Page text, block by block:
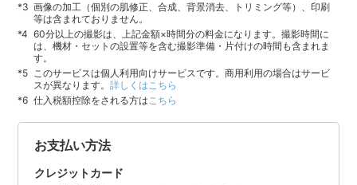
画像の加工（個別の肌修正、合成、背景消去、トリミング等）、印刷
等は含まれておりません。
60分以上の撮影は、上記金額×時間分の料金になります。撮影時間に
は、機材・セットの設置等を含む撮影準備・片付けの時間も含まれま
す。
このサービスは個人利用向けサービスです。商用利用の場合はサービ
スが異なります。詳しくはこちら
仕入税額控除をされる方はこちら
お支払い方法
クレジットカード